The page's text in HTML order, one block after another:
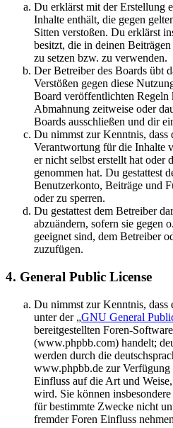
Du erklärst mit der Erstellung
Inhalte enthält, die gegen
Sitten verstoßen. Du erklärst
besitzt, die in deinen
zu setzen bzw. zu verwenden.
Der Betreiber des Boards übt
Verstößen gegen diese
Board veröffentlichten Regeln
Abmahnung zeitweise oder
Boards ausschließen und dir
Du nimmst zur Kenntnis, dass
Verantwortung für die Inhalte
er nicht selbst erstellt hat oder
genommen hat. Du gestattest
Benutzerkonto, Beiträge und
oder zu sperren.
Du gestattest dem Betreiber
abzuändern, sofern sie gegen
geeignet sind, dem Betreiber
zuzufügen.
4. General Public License
Du nimmst zur Kenntnis, dass
unter der „GNU General
bereitgestellten Foren-
(www.phpbb.com) handelt;
werden durch die
www.phpbb.de zur Verfügung
Einfluss auf die Art und
wird. Sie können
für bestimmte Zwecke nicht
fremder Foren Einfluss